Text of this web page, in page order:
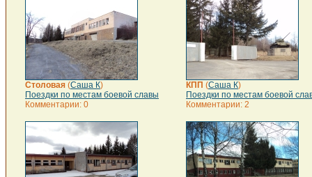
Столовая (Саша К)
Поездки по местам боевой славы
Комментарии: 0
КПП (Саша К)
Поездки по местам боевой
Комментарии: 2